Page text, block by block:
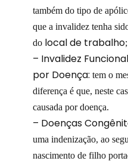
também do tipo de
que a invalidez tenha
do local de trabalho;
– Invalidez
por Doença: tem o
diferença é que, neste
causada por doença.
– Doenças
uma indenização, ao
nascimento de filho